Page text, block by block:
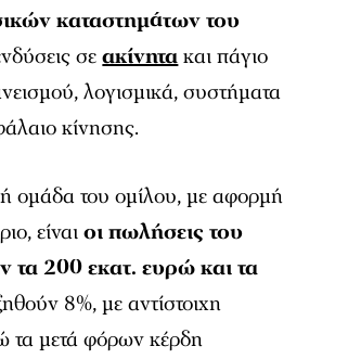
καταστημάτων του
σεακίνητακαι πάγιο
λογισμικά, συστήματα
κίνησης.
ομάδα του ομίλου, με αφορμή
είναιοι πωλήσεις του
τα 200 εκατ. ευρώ και τα
8%, με αντίστοιχη
τα μετά φόρων κέρδη